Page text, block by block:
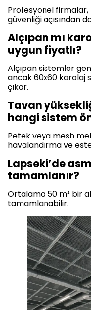
Profesyonel
güvenliği açısından
Alçıpan mı
uygun fiyatlı?
Alçıpan sistemler
ancak 60x60 karolaj
çıkar.
Tavan
hangi sistem
Petek veya mesh
havalandırma ve
Lapseki’de
tamamlanır?
Ortalama 50 m² bir
tamamlanabilir.